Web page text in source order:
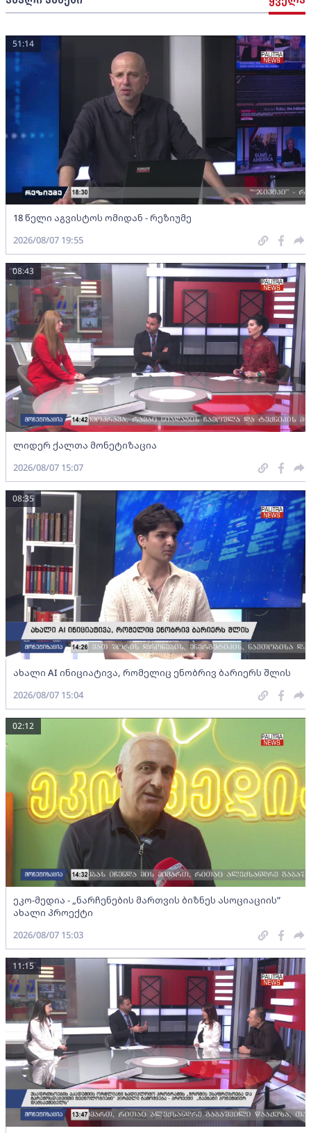
18 წელი აგვისტოს ომიდან - რეზიუმე
51:14
2026/08/07 19:55
ლიდერ ქალთა მონეტიზაცია
08:43
2026/08/07 15:07
ახალი AI ინიციატივა, რომელიც ენობრივ ბარიერს შლის
08:35
2026/08/07 15:04
ეკო-მედია - „ნარჩენების მართვის ბიზნეს ასოციაციის”
ახალი პროექტი
02:12
2026/08/07 15:03
11:15